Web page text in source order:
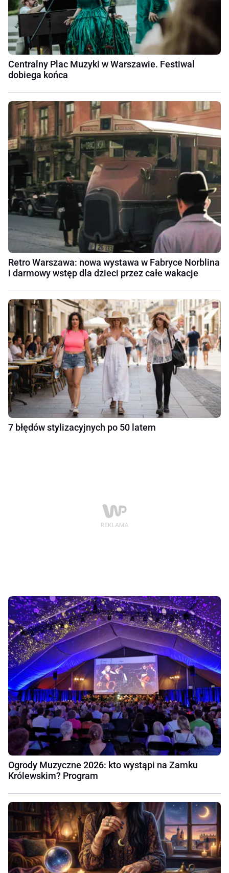
Centralny Plac Muzyki w Warszawie. Festiwal
dobiega końca
Retro Warszawa: nowa wystawa w Fabryce Norblina
i darmowy wstęp dla dzieci przez całe wakacje
7 błędów stylizacyjnych po 50 latem
Ogrody Muzyczne 2026: kto wystąpi na Zamku
Królewskim? Program